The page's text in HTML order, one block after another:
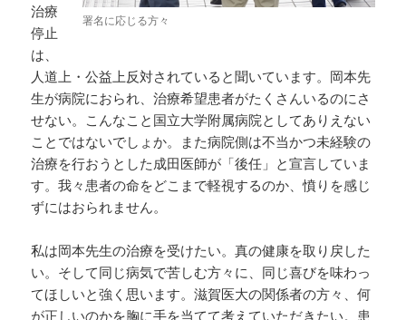
署名に応じる方々
治療
停止
は、
人道上・公益上反対されていると聞いています。岡本先
生が病院におられ、治療希望患者がたくさんいるのにさ
せない。こんなこと国立大学附属病院としてありえない
ことではないでしょか。また病院側は不当かつ未経験の
治療を行おうとした成田医師が「後任」と宣言していま
す。我々患者の命をどこまで軽視するのか、憤りを感じ
ずにはおられません。
私は岡本先生の治療を受けたい。真の健康を取り戻した
い。そして同じ病気で苦しむ方々に、同じ喜びを味わっ
てほしいと強く思います。滋賀医大の関係者の方々、何
が正しいのかを胸に手を当てて考えていただきたい。患